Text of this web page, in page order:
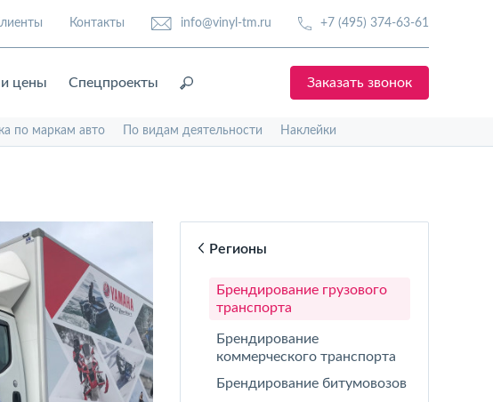
Контакты info@vinyl-tm.ru +7 (495) 374-63-61
цены Спецпроекты Заказать звонок
по маркам авто По видам деятельности Наклейки
Регионы
Брендирование грузового
транспорта
Брендирование
коммерческого транспорта
Брендирование битумовозов